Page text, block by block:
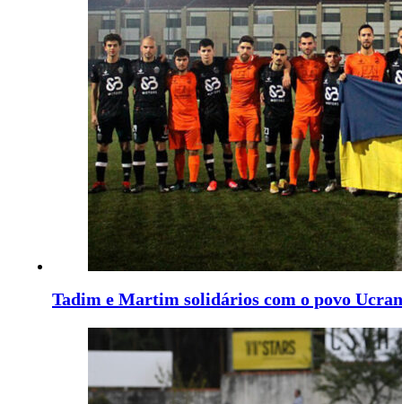
Tadim e Martim solidários com o povo